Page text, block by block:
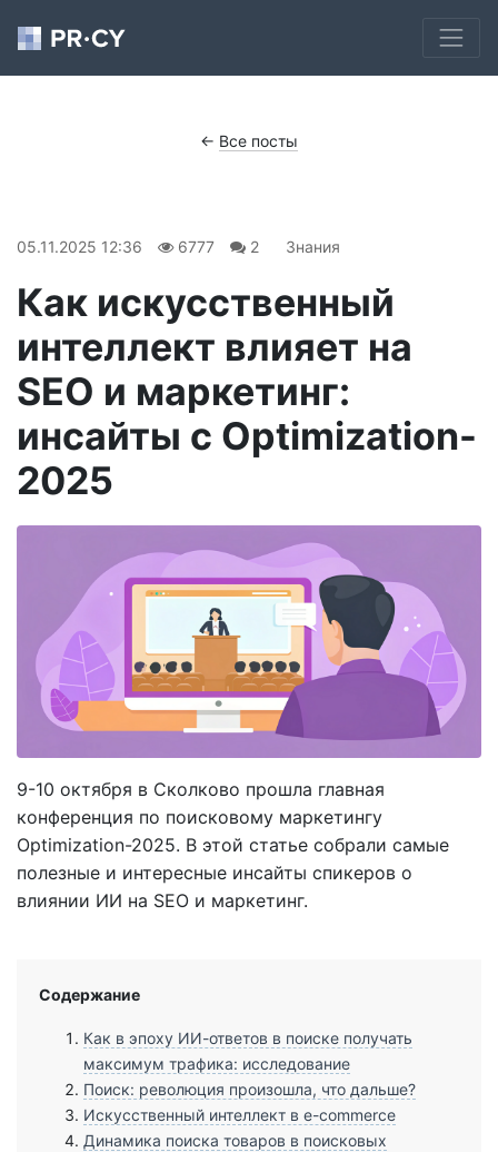
← Все посты
05.11.2025 12:36 6777 2 Знания
Как искусственный
интеллект влияет на
SEO и маркетинг:
инсайты с Optimization-
2025
9-10 октября в Сколково прошла главная
конференция по поисковому маркетингу
Optimization-2025. В этой статье собрали самые
полезные и интересные инсайты спикеров о
влиянии ИИ на SEO и маркетинг.
Содержание
Как в эпоху ИИ-ответов в поиске получать
максимум трафика: исследование
Поиск: революция произошла, что дальше?
Искусственный интеллект в e-commerce
Динамика поиска товаров в поисковых